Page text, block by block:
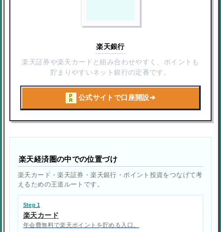
楽天銀行
楽天証券や楽天カードと組み合わせやすく、ポイントも
貯まりやすいネット銀行の定番です。
P
R
公式サイトで口座開設➔
楽天経済圏の中での位置づけ
楽天カード・楽天証券・楽天銀行・ポイント投資をつなげて考
えるための王道ルートです。
Step 1
楽天カード
年会費無料で楽天ポイントを貯める入口。